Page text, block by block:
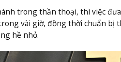
trong thần thoại, thì việc
vài giờ, đồng thời chuẩn bị
hề nhỏ.